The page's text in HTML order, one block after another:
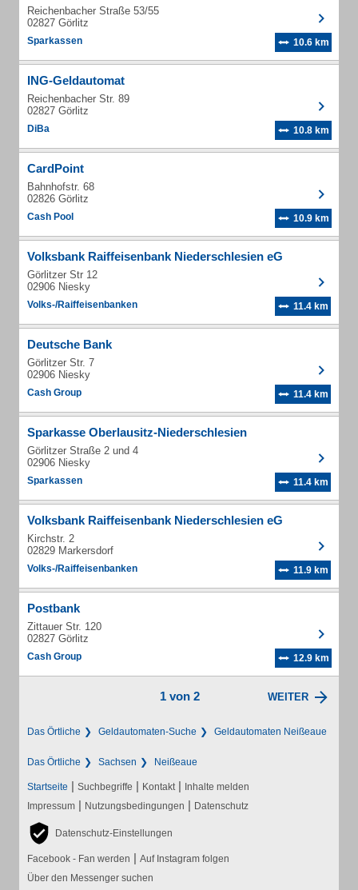
Reichenbacher Straße 53/55
02827 Görlitz
Sparkassen 10.6 km
ING-Geldautomat
Reichenbacher Str. 89
02827 Görlitz
DiBa 10.8 km
CardPoint
Bahnhofstr. 68
02826 Görlitz
Cash Pool 10.9 km
Volksbank Raiffeisenbank Niederschlesien eG
Görlitzer Str 12
02906 Niesky
Volks-/Raiffeisenbanken 11.4 km
Deutsche Bank
Görlitzer Str. 7
02906 Niesky
Cash Group 11.4 km
Sparkasse Oberlausitz-Niederschlesien
Görlitzer Straße 2 und 4
02906 Niesky
Sparkassen 11.4 km
Volksbank Raiffeisenbank Niederschlesien eG
Kirchstr. 2
02829 Markersdorf
Volks-/Raiffeisenbanken 11.9 km
Postbank
Zittauer Str. 120
02827 Görlitz
Cash Group 12.9 km
1 von 2 WEITER
Das Örtliche Geldautomaten-Suche Geldautomaten Neißeaue
Das Örtliche Sachsen Neißeaue
Startseite | Suchbegriffe | Kontakt | Inhalte melden
Impressum | Nutzungsbedingungen | Datenschutz
Datenschutz-Einstellungen
Facebook - Fan werden | Auf Instagram folgen
Über den Messenger suchen